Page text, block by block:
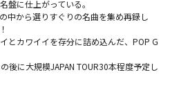
盤に仕上がっている。
中から選りすぐりの名曲を集め再録し
とカワイイを存分に詰め込んだ、POP G
後に大規模JAPAN TOUR30本程度予定し